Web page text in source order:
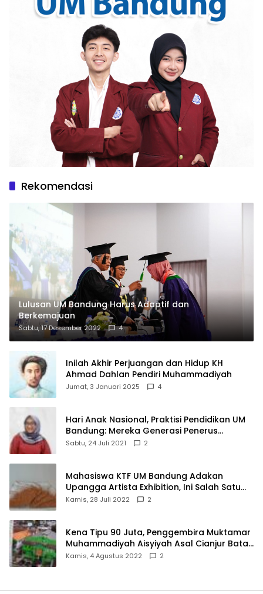
Rekomendasi
Lulusan UM Bandung Harus Adaptif dan
Berkemajuan
Sabtu, 17 Desember 2022 4
Inilah Akhir Perjuangan dan Hidup KH
Ahmad Dahlan Pendiri Muhammadiyah
Jumat, 3 Januari 2025 4
Hari Anak Nasional, Praktisi Pendidikan UM
Bandung: Mereka Generasi Penerus
Bangsa
Sabtu, 24 Juli 2021 2
Mahasiswa KTF UM Bandung Adakan
Upangga Artista Exhibition, Ini Salah Satu
Karyanya
Kamis, 28 Juli 2022 2
Kena Tipu 90 Juta, Penggembira Muktamar
Muhammadiyah Aisyiyah Asal Cianjur Batal
ke Solo
Kamis, 4 Agustus 2022 2